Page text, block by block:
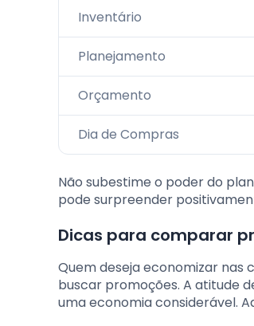
Inventário
Planejamento
Orçamento
Dia de Compras
Não subestime o poder do
pode surpreender
Dicas para comparar
Quem deseja economizar
buscar promoções. A atitude
uma economia considerável.